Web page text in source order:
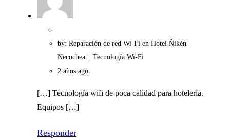
by: Reparación de red Wi-Fi en Hotel Ñikén
Necochea. | Tecnología Wi-Fi
2 años ago
[…] Tecnología wifi de poca calidad para hotelería.
Equipos […]
Responder